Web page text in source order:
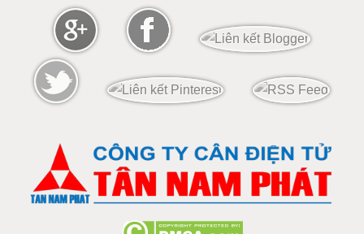
Cân điện tử 80 tấn
Cân điện tử 100 tấn
Cân điện tử 120 tấn
Cân điện tử 150 tấn
Loadcell 300g